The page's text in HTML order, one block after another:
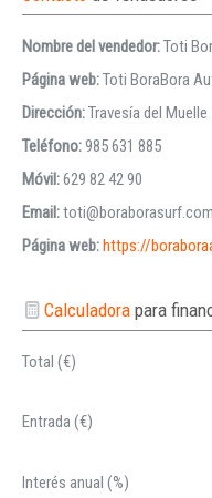
Nombre del vendedor:Toti
Página web:Toti BoraBora
Dirección:Travesía del
Teléfono:985 631 885
Móvil:629 82 42 90
Email:toti@boraborasurf.com
Página web:https://
Calculadorapara
Total (€)
Entrada (€)
Interés anual (%)